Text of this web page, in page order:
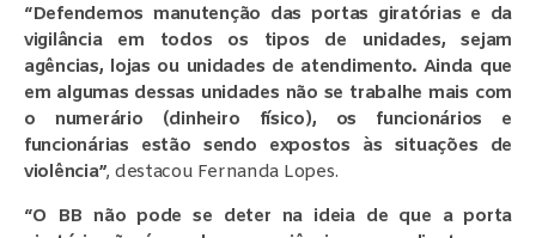
“Defendemos manutenção das portas giratórias e da
vigilância em todos os tipos de unidades, sejam
agências, lojas ou unidades de atendimento. Ainda que
em algumas dessas unidades não se trabalhe mais com
o numerário (dinheiro físico), os funcionários e
funcionárias estão sendo expostos às situações de
violência”, destacou Fernanda Lopes.
“O BB não pode se deter na ideia de que a porta